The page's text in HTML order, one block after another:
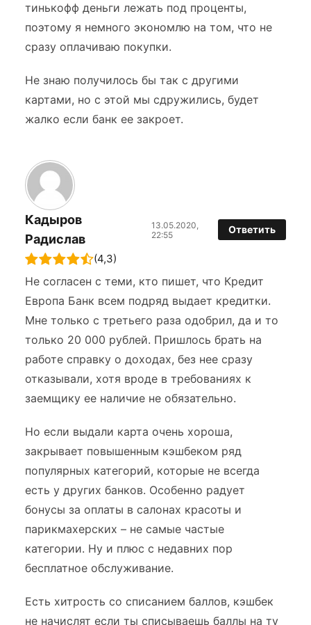
тинькофф деньги лежать под проценты,
поэтому я немного экономлю на том, что не
сразу оплачиваю покупки.
Не знаю получилось бы так с другими
картами, но с этой мы сдружились, будет
жалко если банк ее закроет.
Кадыров
Радислав
13.05.2020,
22:55
Ответить
(4,3)
Не согласен с теми, кто пишет, что Кредит
Европа Банк всем подряд выдает кредитки.
Мне только с третьего раза одобрил, да и то
только 20 000 рублей. Пришлось брать на
работе справку о доходах, без нее сразу
отказывали, хотя вроде в требованиях к
заемщику ее наличие не обязательно.
Но если выдали карта очень хороша,
закрывает повышенным кэшбеком ряд
популярных категорий, которые не всегда
есть у других банков. Особенно радует
бонусы за оплаты в салонах красоты и
парикмахерских – не самые частые
категории. Ну и плюс с недавних пор
бесплатное обслуживание.
Есть хитрость со списанием баллов, кэшбек
не начислят если ты списываешь баллы на ту